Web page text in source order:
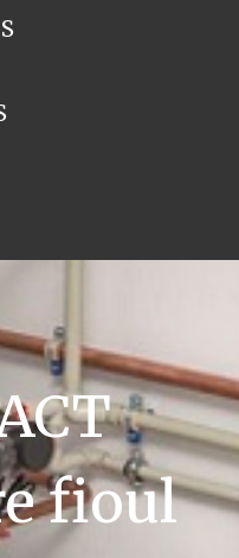
fioul